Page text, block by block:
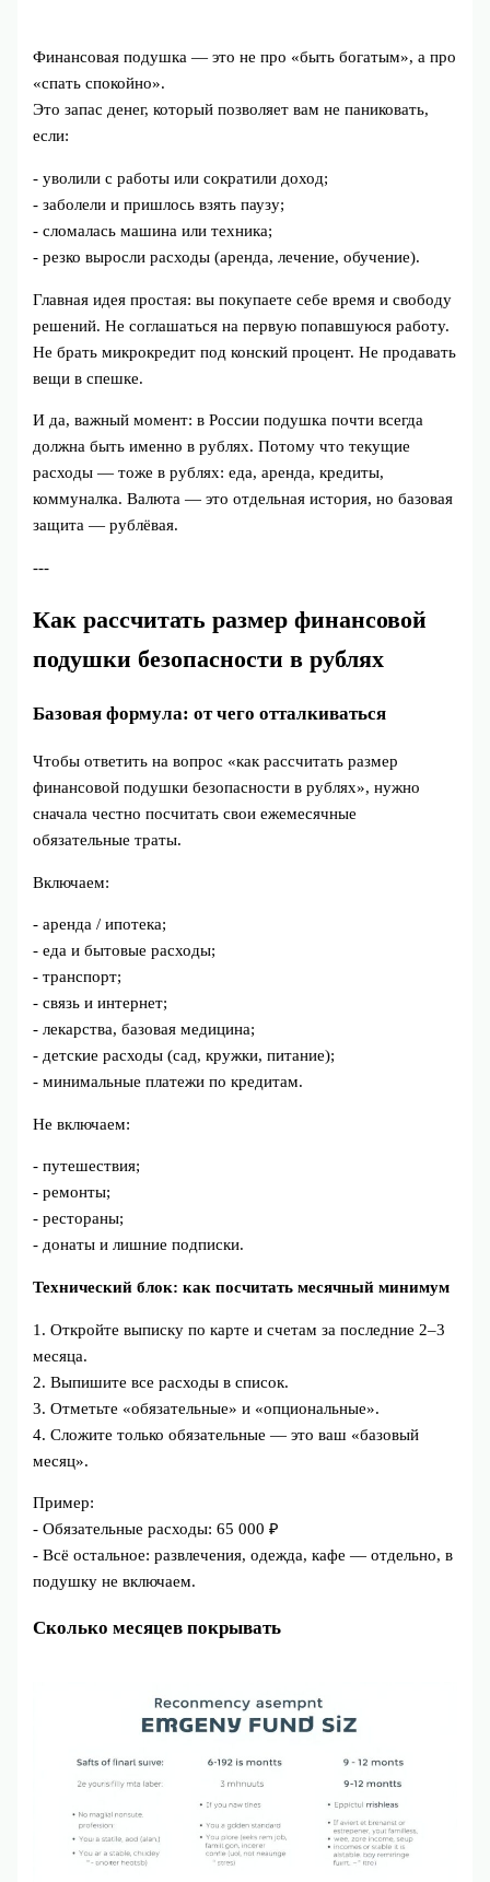
Финансовая подушка — это не про «быть богатым», а про
«спать спокойно».
Это запас денег, который позволяет вам не паниковать,
если:
- уволили с работы или сократили доход;
- заболели и пришлось взять паузу;
- сломалась машина или техника;
- резко выросли расходы (аренда, лечение, обучение).
Главная идея простая: вы покупаете себе время и свободу
решений. Не соглашаться на первую попавшуюся работу.
Не брать микрокредит под конский процент. Не продавать
вещи в спешке.
И да, важный момент: в России подушка почти всегда
должна быть именно в рублях. Потому что текущие
расходы — тоже в рублях: еда, аренда, кредиты,
коммуналка. Валюта — это отдельная история, но базовая
защита — рублёвая.
---
Как рассчитать размер финансовой
подушки безопасности в рублях
Базовая формула: от чего отталкиваться
Чтобы ответить на вопрос «как рассчитать размер
финансовой подушки безопасности в рублях», нужно
сначала честно посчитать свои ежемесячные
обязательные траты.
Включаем:
- аренда / ипотека;
- еда и бытовые расходы;
- транспорт;
- связь и интернет;
- лекарства, базовая медицина;
- детские расходы (сад, кружки, питание);
- минимальные платежи по кредитам.
Не включаем:
- путешествия;
- ремонты;
- рестораны;
- донаты и лишние подписки.
Технический блок: как посчитать месячный минимум
1. Откройте выписку по карте и счетам за последние 2–3
месяца.
2. Выпишите все расходы в список.
3. Отметьте «обязательные» и «опциональные».
4. Сложите только обязательные — это ваш «базовый
месяц».
Пример:
- Обязательные расходы: 65 000 ₽
- Всё остальное: развлечения, одежда, кафе — отдельно, в
подушку не включаем.
Сколько месяцев покрывать